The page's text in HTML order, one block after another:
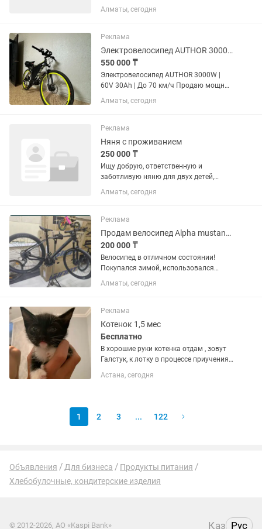
рекламных бюджетов. Помогаем
бизнесу, агентствам и маркетологам
кабинеты в TikTok , Meta Ads, Google
Ads,...
Алматы, сегодня
Реклама
Электровелосипед AUTHOR 3000W 60V 30Ah До 70 км/ч
550 000 ₸
Электровелосипед AUTHOR 3000W |
60V 30Ah | До 70 км/ч Продаю мощный
электровелосипед на базе AUTHOR.
AUTHOR — это известный чешский
1993 году. Это не дешевый...
Алматы, сегодня
Реклама
Няня с проживанием
250 000 ₸
Ищу добрую, ответственную и
заботливую няню для двух детей,
с.Бесагаш ЖК Ashyk tobe. Либо две
няни 3 на 3 Младший — 1 годик
сад). Условия: • Пятидневная
рабочая...
Алматы, сегодня
Реклама
Продам велосипед Alpha mustang 8
200 000 ₸
Велосипед в отличном состоянии!
Покупался зимой, использовался
очень мало. Полностью обслужен и не
требует никаких вложений. Рама
Переключатель Shimano Altus, 9...
Алматы, сегодня
Реклама
Котенок 1,5 мес
Бесплатно
В хорошие руки котенка отдам , зовут
Галстук, к лотку в процессе приучения,
вашим питомцем
Астана, сегодня
1 2 3 ... 122
Объявления Для бизнеса
Продукты питания
Хлебобулочные, кондитерские изделия
© 2012-2026, АО «Kaspi Bank» Қаз Рус